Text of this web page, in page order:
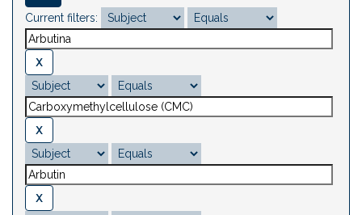
Current filters: